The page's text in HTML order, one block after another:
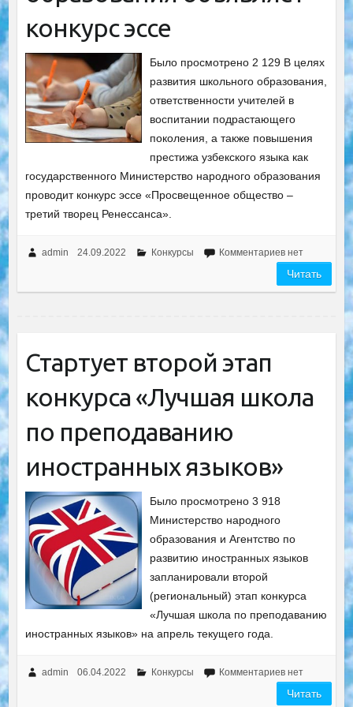
конкурс эссе
Было просмотрено 2 129 В целях
развития школьного образования,
ответственности учителей в
воспитании подрастающего
поколения, а также повышения
престижа узбекского языка как
государственного Министерство народного образования
проводит конкурс эссе «Просвещенное общество –
третий творец Ренессанса».
admin 24.09.2022 Конкурсы Комментариев нет
Читать
Стартует второй этап
конкурса «Лучшая школа
по преподаванию
иностранных языков»
Было просмотрено 3 918
Министерство народного
образования и Агентство по
развитию иностранных языков
запланировали второй
(региональный) этап конкурса
«Лучшая школа по преподаванию
иностранных языков» на апрель текущего года.
admin 06.04.2022 Конкурсы Комментариев нет
Читать